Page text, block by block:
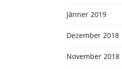
Jänner 2019
Dezember 2018
November 2018